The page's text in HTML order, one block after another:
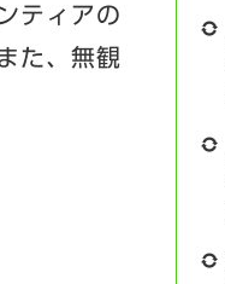
ティアの
た、無観